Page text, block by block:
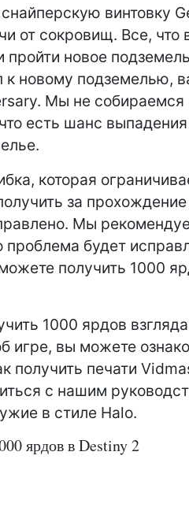
винтовку
от сокровищ. Все, что
пройти новое
к новому подземелью,
Мы не собираемся
есть шанс
которая
за
Мы
проблема будет
получить 1000
1000 ярдов
игре, вы можете
получить печати
с нашим
в стиле Halo.
ярдов в Destiny 2